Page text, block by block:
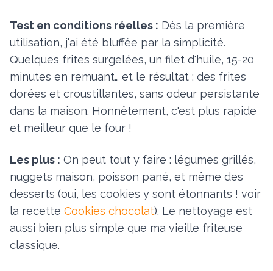
Test en conditions réelles : Dès la première
utilisation, j'ai été bluffée par la simplicité.
Quelques frites surgelées, un filet d'huile, 15-20
minutes en remuant… et le résultat : des frites
dorées et croustillantes, sans odeur persistante
dans la maison. Honnêtement, c'est plus rapide
et meilleur que le four !
Les plus : On peut tout y faire : légumes grillés,
nuggets maison, poisson pané, et même des
desserts (oui, les cookies y sont étonnants ! voir
la recette Cookies chocolat). Le nettoyage est
aussi bien plus simple que ma vieille friteuse
classique.